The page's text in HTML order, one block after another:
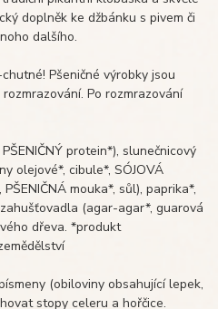
doplněk ke džbánku s pivem či
dalšího.
Pšeničné výrobky jsou
Po rozmrazování
protein*), slunečnicový
olejové*, cibule*, SÓJOVÁ
mouka*, sůl), paprika*,
(agar-agar*, guarová
dřeva. *produkt
(obiloviny obsahující lepek,
stopy celeru a hořčice.